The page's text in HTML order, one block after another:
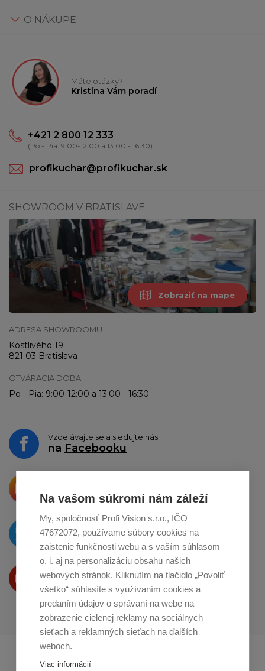
Na vašom súkromí nám záleží
My, spoločnosť Profi Vision s.r.o., IČO
47672072, používame súbory cookies na
zaistenie funkčnosti webu a s vaším súhlasom
o. i. aj na personalizáciu obsahu našich
webových stránok. Kliknutím na tlačidlo „Povoliť
všetko“ súhlasíte s využívaním cookies a
predaním údajov o správaní na webe na
zobrazenie cielenej reklamy na sociálnych
sieťach a reklamných sieťach na ďalších
weboch.
Viac informácií
O NÁKUPE
Máte otázky?
Kristína Vám poradí
+421 2 800 12 333
(Po - Pia: 9:00-12:00 a 13:00 - 16:30)
profikuchar@profikuchar.sk
SHOWROOM V BRATISLAVE
Zobraziť na mape
ADRESA SHOWROOMU
Kostlivého 19
821 03 Bratislava
OTVÁRACIA DOBA
Po - Pia: 9:00-12:00 a 13:00 - 16:30
Vzdelávajte se a sledujte nás
na Facebooku
o zdieľanie naInstagrame
O novinkách píšeme
naTwitteri
Produkty Vám predstavujeme
na Youtube
Profikuchař.cz